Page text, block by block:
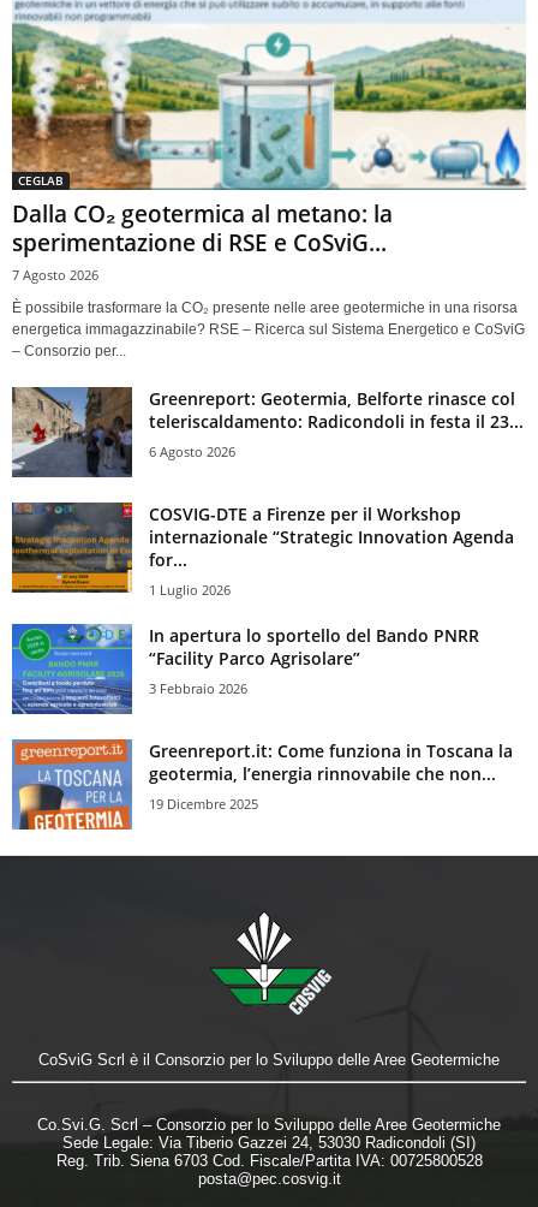
CEGLAB
Dalla CO₂ geotermica al metano: la
sperimentazione di RSE e CoSviG...
7 Agosto 2026
È possibile trasformare la CO₂ presente nelle aree geotermiche in una risorsa
energetica immagazzinabile? RSE – Ricerca sul Sistema Energetico e CoSviG
– Consorzio per...
Greenreport: Geotermia, Belforte rinasce col
teleriscaldamento: Radicondoli in festa il 23...
6 Agosto 2026
COSVIG-DTE a Firenze per il Workshop
internazionale “Strategic Innovation Agenda
for...
1 Luglio 2026
In apertura lo sportello del Bando PNRR
“Facility Parco Agrisolare”
3 Febbraio 2026
Greenreport.it: Come funziona in Toscana la
geotermia, l’energia rinnovabile che non...
19 Dicembre 2025
CoSviG Scrl è il Consorzio per lo Sviluppo delle Aree Geotermiche
Co.Svi.G. Scrl – Consorzio per lo Sviluppo delle Aree Geotermiche
Sede Legale: Via Tiberio Gazzei 24, 53030 Radicondoli (SI)
Reg. Trib. Siena 6703 Cod. Fiscale/Partita IVA: 00725800528
posta@pec.cosvig.it